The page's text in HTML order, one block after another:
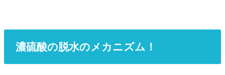
濃硫酸の脱水のメカニズム！